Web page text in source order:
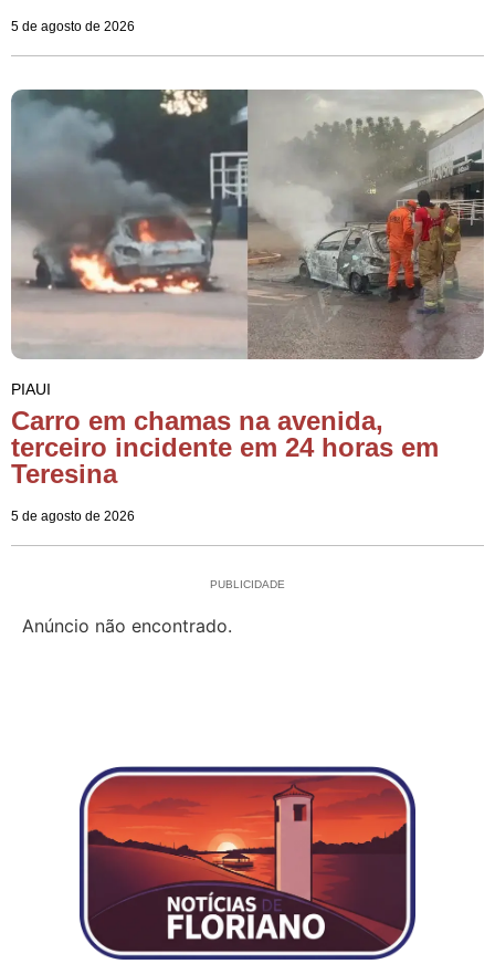
5 de agosto de 2026
PIAUI
Carro em chamas na avenida,
terceiro incidente em 24 horas em
Teresina
5 de agosto de 2026
PUBLICIDADE
Anúncio não encontrado.